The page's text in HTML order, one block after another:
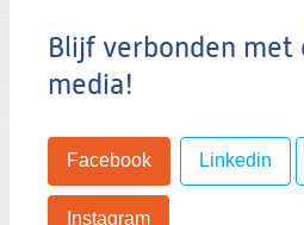
Blijf verbonden met
media!
Facebook Linkedin
Instagram